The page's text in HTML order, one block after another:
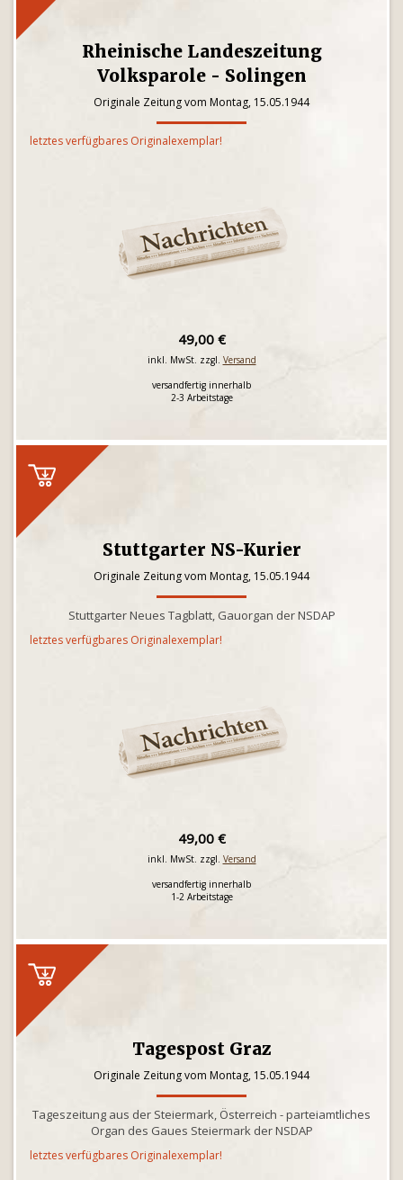
Rheinische Landeszeitung
Volksparole - Solingen
Originale Zeitung vom Montag, 15.05.1944
letztes verfügbares Originalexemplar!
49,00 €
inkl. MwSt. zzgl. Versand
versandfertig innerhalb
2-3 Arbeitstage
Stuttgarter NS-Kurier
Originale Zeitung vom Montag, 15.05.1944
Stuttgarter Neues Tagblatt, Gauorgan der NSDAP
letztes verfügbares Originalexemplar!
49,00 €
inkl. MwSt. zzgl. Versand
versandfertig innerhalb
1-2 Arbeitstage
Tagespost Graz
Originale Zeitung vom Montag, 15.05.1944
Tageszeitung aus der Steiermark, Österreich - parteiamtliches
Organ des Gaues Steiermark der NSDAP
letztes verfügbares Originalexemplar!